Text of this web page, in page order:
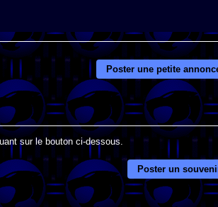
Poster une petite
sur le bouton ci-dessous.
Poster un